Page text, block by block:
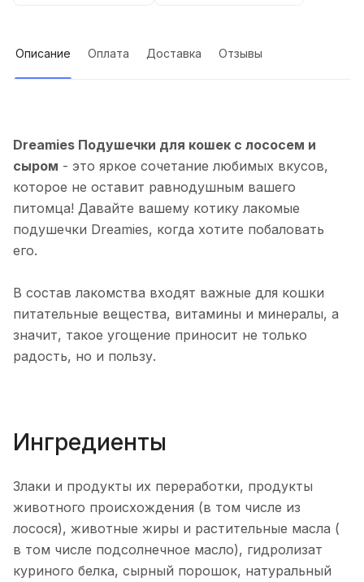
Описание Оплата Доставка Отзывы
Dreamies Подушечки для кошек с лососем и
сыром - это яркое сочетание любимых вкусов,
которое не оставит равнодушным вашего
питомца! Давайте вашему котику лакомые
подушечки Dreamies, когда хотите побаловать
его.
В состав лакомства входят важные для кошки
питательные вещества, витамины и минералы, а
значит, такое угощение приносит не только
радость, но и пользу.
Ингредиенты
Злаки и продукты их переработки, продукты
животного происхождения (в том числе из
лосося), животные жиры и растительные масла (
в том числе подсолнечное масло), гидролизат
куриного белка, сырный порошок, натуральный